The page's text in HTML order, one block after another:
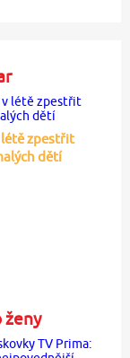
zpestřit
dětí
ženy